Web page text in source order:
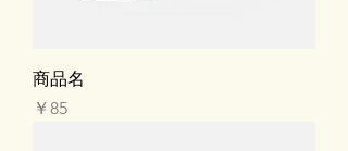
商品名
価格
￥85